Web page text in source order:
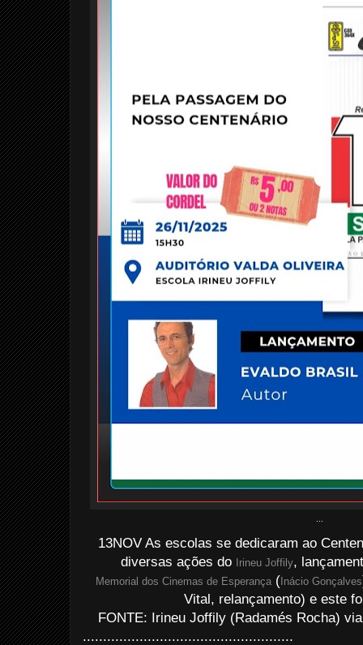
13NOV As escolas se dedicaram ao
diversas ações do Irineu Joffily,
Memorial dos Cinemas de Esperança (Inácio Gonçalves
Vital, relançamento) e este
FONTE: Irineu Joffily (Radamés Rocha)
....................................................